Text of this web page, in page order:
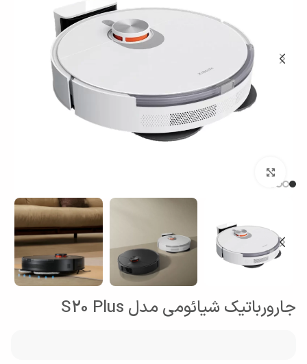
جارورباتیک شیائومی مدل S20 Plus